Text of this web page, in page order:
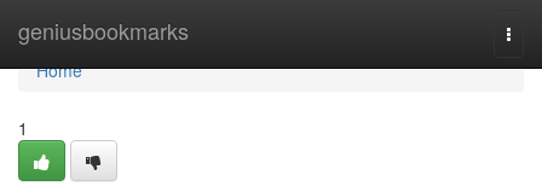
geniusbookmarks
Home
Home
1